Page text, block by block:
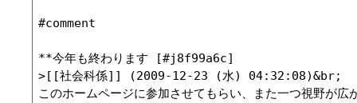
#comment
**今年も終わります [#j8f99a6c]
>[[社会科係]] (2009-12-23 (水) 04:32:08)&br;
このホームページに参加させてもらい、また一つ視野が